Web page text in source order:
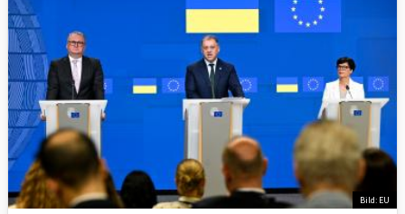
ekonomiska, politiska och administrativa
krav som ingår i de så kallade
Köpenhamnskriterierna.
Europaportalen har sammanställt en rad
internationella index som återspeglar vissa
aspekter i kriterierna som graden av
demokrati och korruption. De visar även hur
rika och hur stora befolkningar länderna har
Bild: EU